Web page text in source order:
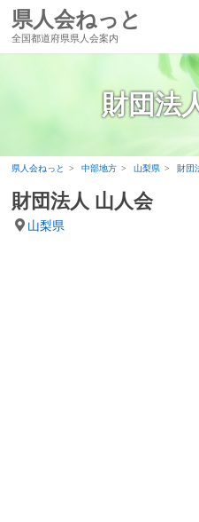
県人会ねっと
全国都道府県県人会案内
財団法
県人会ねっと 中部地方 山梨県 財団
財団法人 山人会
山梨県